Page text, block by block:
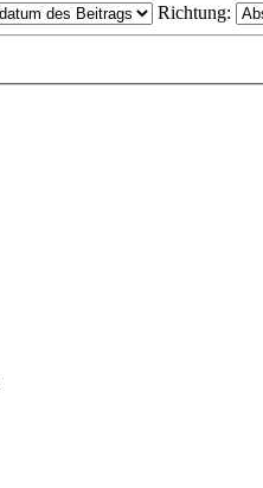
Richtung: